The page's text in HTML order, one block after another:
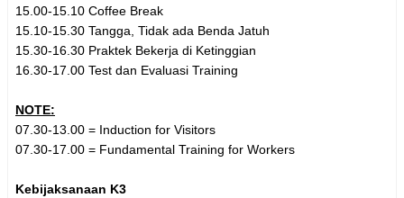
15.00-15.10 Coffee Break
15.10-15.30 Tangga, Tidak ada Benda Jatuh
15.30-16.30 Praktek Bekerja di Ketinggian
16.30-17.00 Test dan Evaluasi Training
NOTE:
07.30-13.00 = Induction for Visitors
07.30-17.00 = Fundamental Training for Workers
Kebijaksanaan K3